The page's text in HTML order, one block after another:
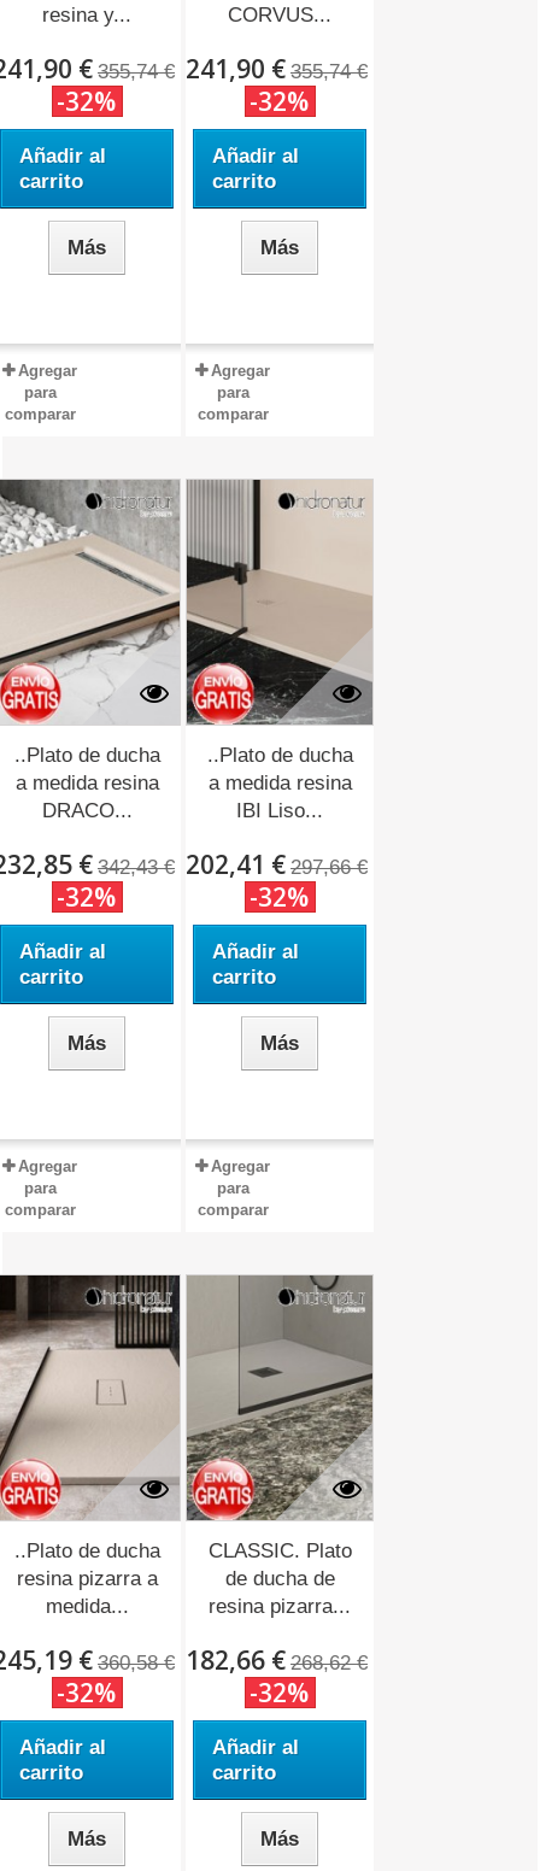
resina y...
€ 355,74 €
-32%
Añadir al
carrito
Más
Agregar
para
comparar
CORVUS...
241,90 € 355,74 €
-32%
Añadir al
carrito
Más
Agregar
para
comparar
..Plato de ducha
a medida resina
DRACO...
€ 342,43 €
-32%
Añadir al
carrito
Más
Agregar
para
comparar
..Plato de ducha
a medida resina
IBI Liso...
202,41 € 297,66 €
-32%
Añadir al
carrito
Más
Agregar
para
comparar
..Plato de ducha
resina pizarra a
medida...
€ 360,58 €
-32%
Añadir al
carrito
Más
CLASSIC. Plato
de ducha de
resina pizarra...
182,66 € 268,62 €
-32%
Añadir al
carrito
Más